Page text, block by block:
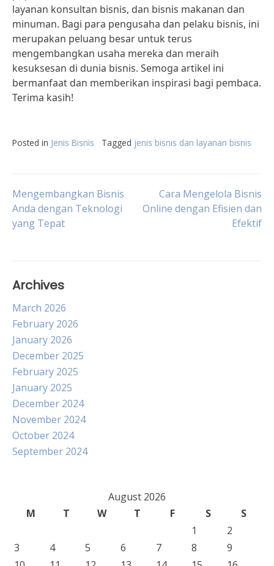
layanan konsultan bisnis, dan bisnis makanan dan
minuman. Bagi para pengusaha dan pelaku bisnis, ini
merupakan peluang besar untuk terus
mengembangkan usaha mereka dan meraih
kesuksesan di dunia bisnis. Semoga artikel ini
bermanfaat dan memberikan inspirasi bagi pembaca.
Terima kasih!
Posted in Jenis Bisnis Tagged jenis bisnis dan layanan bisnis
Post
navigation
Mengembangkan Bisnis
Anda dengan Teknologi
yang Tepat
Cara Mengelola Bisnis
Online dengan Efisien dan
Efektif
Archives
March 2026
February 2026
January 2026
December 2025
February 2025
January 2025
December 2024
November 2024
October 2024
September 2024
August 2026
M
T W T F S
S
1
2
3
4 5 6 7 8
9